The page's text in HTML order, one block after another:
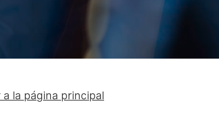
la página principal